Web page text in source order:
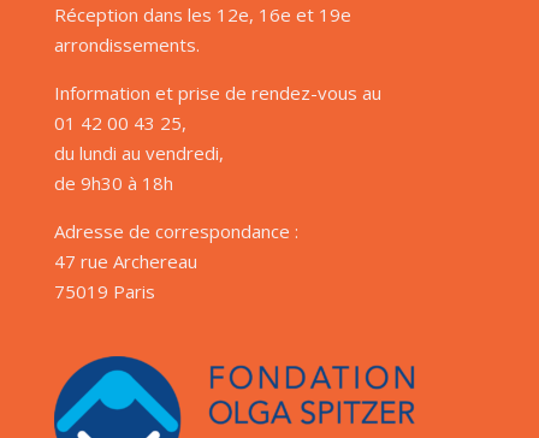
Réception dans les 12e, 16e et 19e
arrondissements.
Information et prise de rendez-vous au
01 42 00 43 25,
du lundi au vendredi,
de 9h30 à 18h
Adresse de correspondance :
47 rue Archereau
75019 Paris